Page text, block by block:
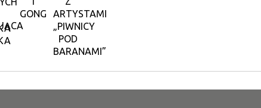
GONG
ARTYSTAMI
„PIWNICY
POD
BARANAMI”